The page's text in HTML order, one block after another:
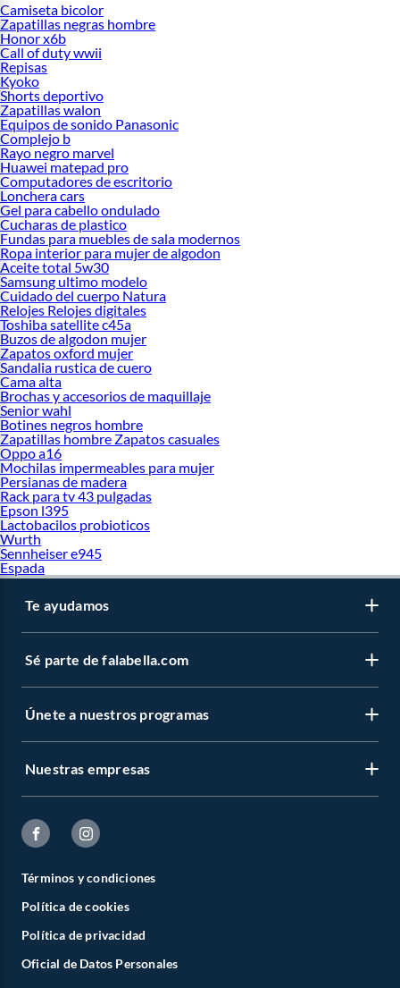
Camiseta bicolor
Zapatillas negras hombre
Honor x6b
Call of duty wwii
Repisas
Kyoko
Shorts deportivo
Zapatillas walon
Equipos de sonido Panasonic
Complejo b
Rayo negro marvel
Huawei matepad pro
Computadores de escritorio
Lonchera cars
Gel para cabello ondulado
Cucharas de plastico
Fundas para muebles de sala modernos
Ropa interior para mujer de algodon
Aceite total 5w30
Samsung ultimo modelo
Cuidado del cuerpo Natura
Relojes Relojes digitales
Toshiba satellite c45a
Buzos de algodon mujer
Zapatos oxford mujer
Sandalia rustica de cuero
Cama alta
Brochas y accesorios de maquillaje
Senior wahl
Botines negros hombre
Zapatillas hombre Zapatos casuales
Oppo a16
Mochilas impermeables para mujer
Persianas de madera
Rack para tv 43 pulgadas
Epson l395
Lactobacilos probioticos
Wurth
Sennheiser e945
Espada
Te ayudamos
Sé parte de falabella.com
Únete a nuestros programas
Nuestras empresas
Términos y condiciones
Política de cookies
Política de privacidad
Oficial de Datos Personales